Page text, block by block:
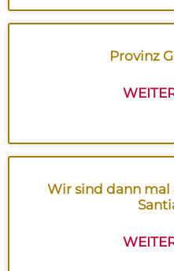
Provinz
Wir sind dann